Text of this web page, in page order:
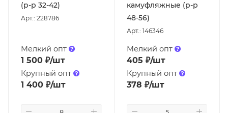
(р-р 32-42)
Арт.: 228786
Мелкий опт
1 500 ₽/шт
Крупный опт
1 400 ₽/шт
камуфляжные (р-р
48-56)
Арт.: 146346
Мелкий опт
405 ₽/шт
Крупный опт
378 ₽/шт